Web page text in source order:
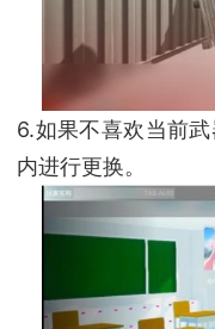
6.如果不喜欢当前
内进行更换。